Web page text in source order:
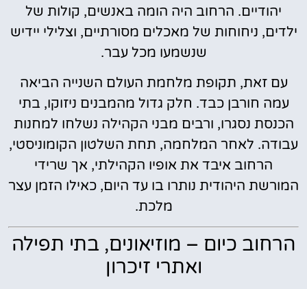
יהודיים. הרחוב היה הומה באנשים, קולות של
ילדים, ניחוחות של מאכלים מסורתיים, וצלילי יידיש
שנשמעו מכל עבר.
עם זאת, תקופת מלחמת העולם השנייה הביאה
עמה חורבן כבד. חלק גדול מהמבנים ניזוקו, בתי
הכנסת נסגרו, ורבים מבני הקהילה נשלחו למחנות
עבודה. לאחר המלחמה, תחת השלטון הקומוניסטי,
הרחוב איבד את אופיו הקהילתי, אך שרידי
המורשת היהודית נותרו בו עד היום, כאילו הזמן עצר
מלכת.
הרחוב כיום – מוזיאונים, בתי תפילה
ואתרי זיכרון